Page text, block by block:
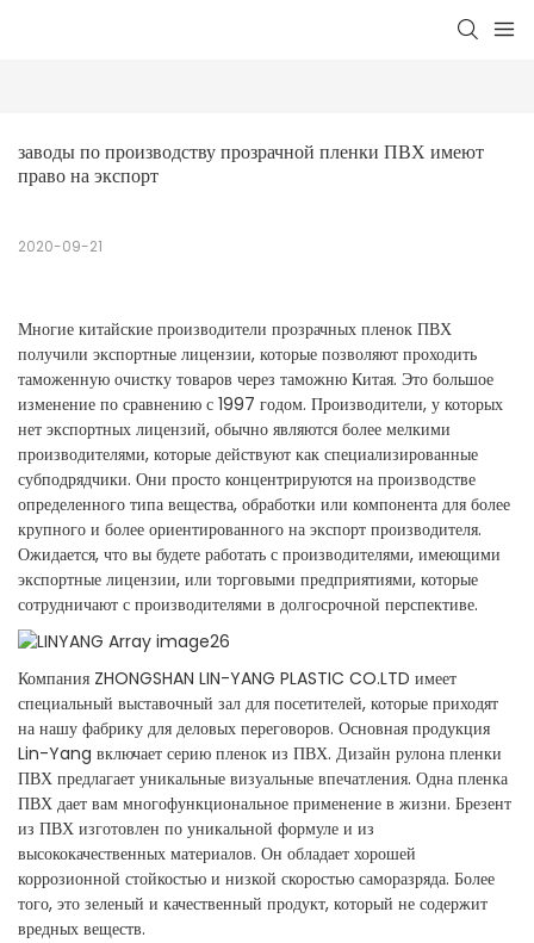
заводы по производству прозрачной пленки ПВХ имеют
право на экспорт
2020-09-21
Многие китайские производители прозрачных пленок ПВХ
получили экспортные лицензии, которые позволяют проходить
таможенную очистку товаров через таможню Китая. Это большое
изменение по сравнению с 1997 годом. Производители, у которых
нет экспортных лицензий, обычно являются более мелкими
производителями, которые действуют как специализированные
субподрядчики. Они просто концентрируются на производстве
определенного типа вещества, обработки или компонента для более
крупного и более ориентированного на экспорт производителя.
Ожидается, что вы будете работать с производителями, имеющими
экспортные лицензии, или торговыми предприятиями, которые
сотрудничают с производителями в долгосрочной перспективе.
Компания ZHONGSHAN LIN-YANG PLASTIC CO.LTD имеет
специальный выставочный зал для посетителей, которые приходят
на нашу фабрику для деловых переговоров. Основная продукция
Lin-Yang включает серию пленок из ПВХ. Дизайн рулона пленки
ПВХ предлагает уникальные визуальные впечатления. Одна пленка
ПВХ дает вам многофункциональное применение в жизни. Брезент
из ПВХ изготовлен по уникальной формуле и из
высококачественных материалов. Он обладает хорошей
коррозионной стойкостью и низкой скоростью саморазряда. Более
того, это зеленый и качественный продукт, который не содержит
вредных веществ.